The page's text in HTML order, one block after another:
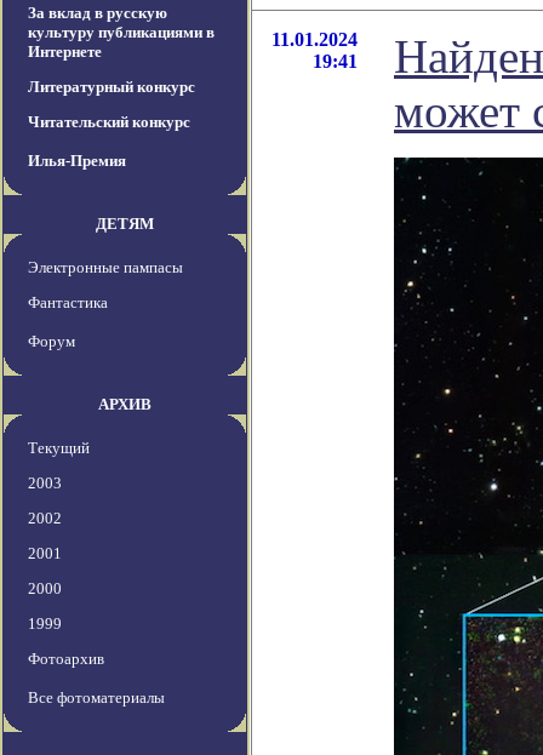
За вклад в русскую
культуру публикациями в
Интернете
Литературный конкурс
Читательский конкурс
Илья-Премия
ДЕТЯМ
Электронные пампасы
Фантастика
Форум
АРХИВ
Текущий
2003
2002
2001
2000
1999
Фотоархив
Все фотоматериалы
11.01.2024
19:41
может